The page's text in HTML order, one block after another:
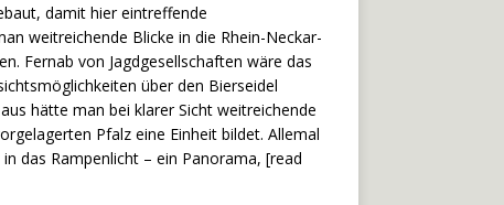
damit hier eintreffende
weitreichende Blicke in die Rhein-Neckar-
Fernab von Jagdgesellschaften wäre das
über den Bierseidel
hätte man bei klarer Sicht weitreichende
Pfalz eine Einheit bildet. Allemal
das Rampenlicht – ein Panorama, [read